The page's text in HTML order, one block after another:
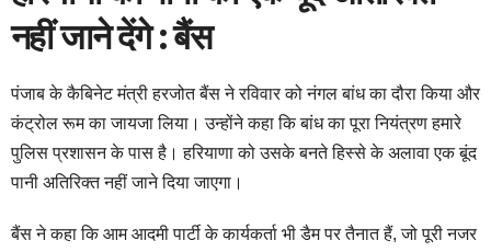
नहीं जाने देंगे : बैंस
पंजाब के कैबिनेट मंत्री हरजोत बैंस ने रविवार को नंगल बांध का दौरा किया और
कंट्रोल रूम का जायजा लिया। उन्होंने कहा कि बांध का पूरा नियंत्रण हमारे
पुलिस प्रशासन के पास है। हरियाणा को उसके बनते हिस्से के अलावा एक बूंद
पानी अतिरिक्त नहीं जाने दिया जाएगा।
बैंस ने कहा कि आम आदमी पार्टी के कार्यकर्ता भी डैम पर तैनात हैं, जो पूरी नजर